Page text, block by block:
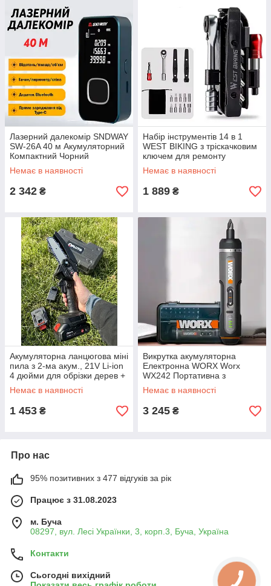
Лазерний далекомір SNDWAY
SW-26A 40 м Акумуляторний
Компактний Чорний
Немає в наявності
2 342 ₴
Набір інструментів 14 в 1
WEST BIKING з тріскачковим
ключем для ремонту
велосипеда
Немає в наявності
1 889 ₴
Акумуляторна ланцюгова міні
пила з 2-ма акум., 21V Li-ion
4 дюйми для обрізки дерев +
Кейс
Немає в наявності
1 453 ₴
Викрутка акумуляторна
Електронна WORX Worx
WX242 Портативна з
насадками 30 шт в кейсі
Унівресальна
Немає в наявності
3 245 ₴
Про нас
95% позитивних з 477 відгуків за рік
Працює з 31.08.2023
м. Буча
08297, вул. Лесі Українки, 3, корп.3, Буча, Україна
Контакти
Сьогодні вихідний